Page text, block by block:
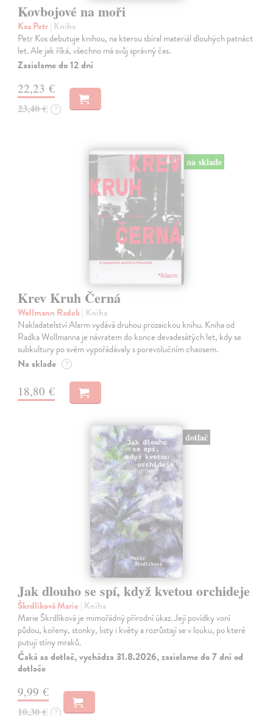
Kovbojové na moři
Kos Petr| Kniha
Petr Kos debutuje knihou, na kterou sbíral materiál dlouhých patnáct
let. Ale jak říká, všechno má svůj správný čas.
Zasielame do 12 dní
22,23 €
23,40 € ?
na sklade
Krev Kruh Černá
Wollmann Radek| Kniha
Nakladatelství Alarm vydává druhou prozaickou knihu. Kniha od
Radka Wollmanna je návratem do konce devadesátých let, kdy se
subkultury po svém vypořádávaly s porevolučním chaosem.
Na sklade ?
18,80 €
dotlač
Jak dlouho se spí, když kvetou orchideje
Škrdlíková Marie | Kniha
Marie Škrdlíková je mimořádný přírodní úkaz. Její povídky voní
půdou, kořeny, stonky, listy i květy a rozrůstají se v louku, po které
putují stíny mraků.
Čaká sa dotlač, vychádza 31.8.2026, zasielame do 7 dní od
dotlače
9,99 €
10,30 € ?